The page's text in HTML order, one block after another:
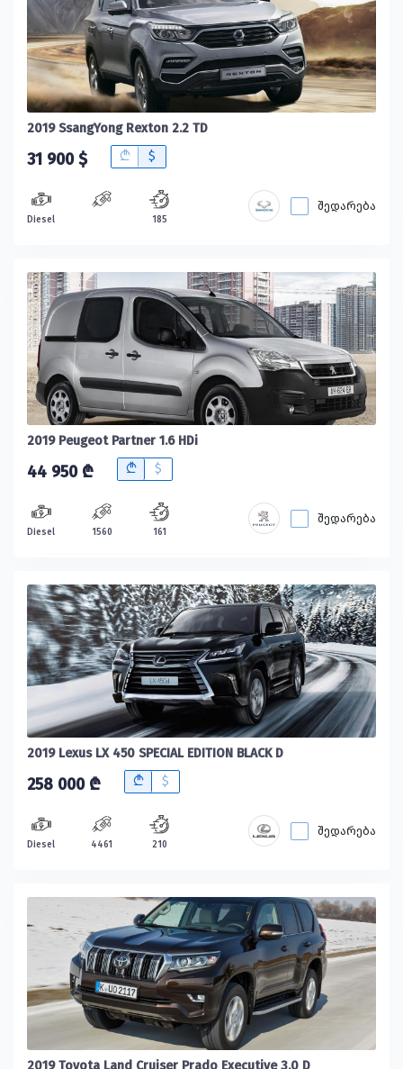
2019 SsangYong Rexton 2.2 TD
31 900 $ B $
Diesel 185
შედარება
2019 Peugeot Partner 1.6 HDi
44 950 ₾ B $
Diesel 1560 161
შედარება
2019 Lexus LX 450 SPECIAL EDITION BLACK D
258 000 ₾ B $
Diesel 4461 210
შედარება